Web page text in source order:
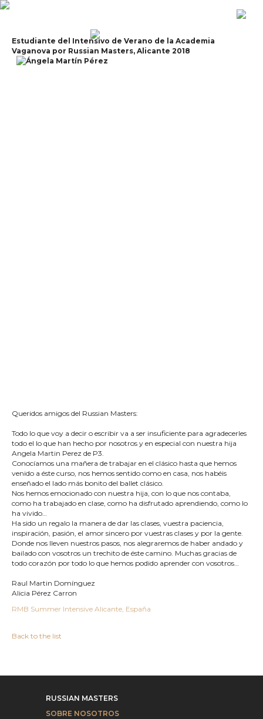
Estudiante del Intensivo de Verano de la Academia
Vaganova por Russian Masters, Alicante 2018
Queridos amigos del Russian Masters:
Todo lo que voy a decir o escribir va a ser insuficiente para agradecerles
todo el lo que han hecho por nosotros y en especial con nuestra hija
Angela Martin Perez de P3.
Conocíamos una mañera de trabajar en el clásico hasta que hemos
venido a éste curso, nos hemos sentido como en casa, nos habéis
enseñado el lado más bonito del ballet clásico.
Nos hemos emocionado con nuestra hija, con lo que nos contaba,
como ha trabajado en clase, como ha disfrutado aprendiendo, como lo
ha vivido…
Ha sido un regalo la manera de dar las clases, vuestra paciencia,
inspiración, pasión, el amor sincero por vuestras clases y por la gente.
Donde nos lleven nuestros pasos, nos alegraremos de haber andado y
bailado con vosotros un trechito de éste camino. Muchas gracias de
todo corazón por todo lo que hemos podido aprender con vosotros…
Raul Martin Domínguez
Alicia Pérez Carron
RMB Summer Intensive Alicante, España
Back to the list
RUSSIAN MASTERS
SOBRE NOSOTROS